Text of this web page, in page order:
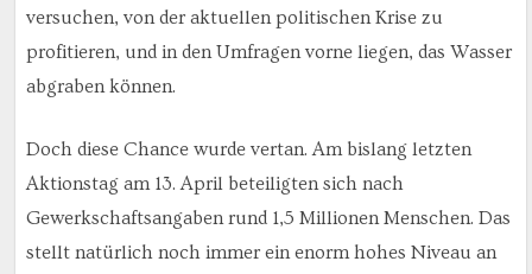
versuchen, von der aktuellen politischen Krise zu
profitieren, und in den Umfragen vorne liegen, das Wasser
abgraben können.
Doch diese Chance wurde vertan. Am bislang letzten
Aktionstag am 13. April beteiligten sich nach
Gewerkschaftsangaben rund 1,5 Millionen Menschen. Das
stellt natürlich noch immer ein enorm hohes Niveau an